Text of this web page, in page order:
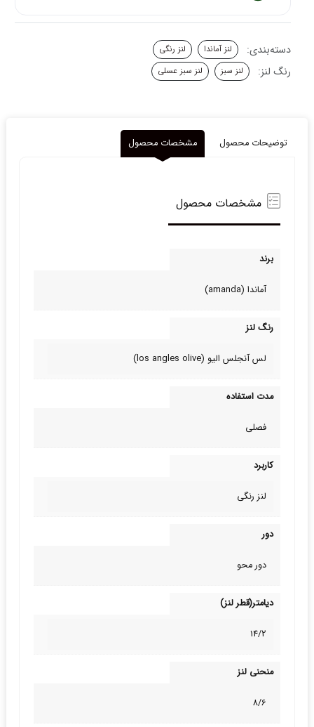
الیو
عدد
دسته‌بندی: لنز آماندا لنز رنگی
رنگ لنز: لنز سبز لنز سبز عسلی
توضیحات محصول مشخصات محصول
مشخصات محصول
برند
آماندا (amanda)
رنگ لنز
لس آنجلس الیو (los angles olive)
مدت استفاده
فصلی
کاربرد
لنز رنگی
دور
دور محو
دیامتر(قطر لنز)
14/2
منحنی لنز
8/6